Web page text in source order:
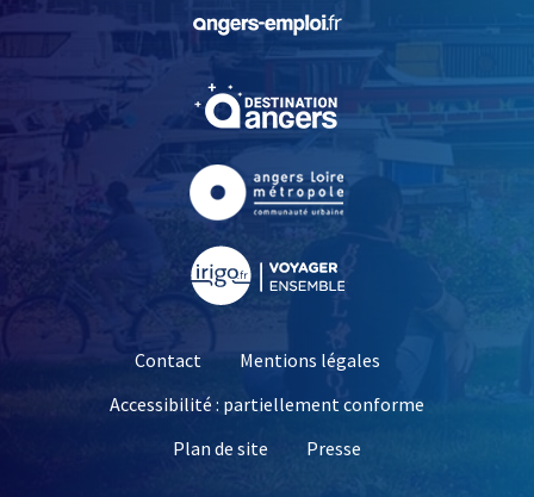
, Ouvre une nouvelle
, Ouvre une nouvelle
Contact
Mentions légales
Accessibilité : partiellement conforme
Plan de site
Presse